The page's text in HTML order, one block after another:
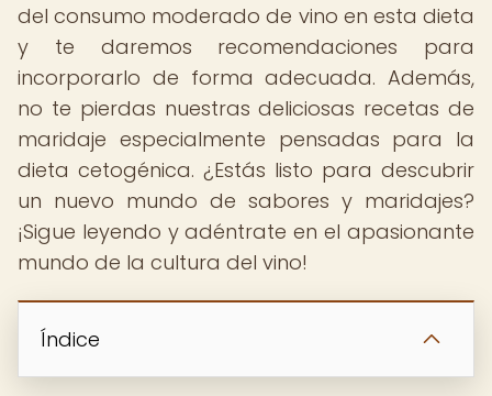
del consumo moderado de vino en esta dieta
y te daremos recomendaciones para
incorporarlo de forma adecuada. Además,
no te pierdas nuestras deliciosas recetas de
maridaje especialmente pensadas para la
dieta cetogénica. ¿Estás listo para descubrir
un nuevo mundo de sabores y maridajes?
¡Sigue leyendo y adéntrate en el apasionante
mundo de la cultura del vino!
Índice